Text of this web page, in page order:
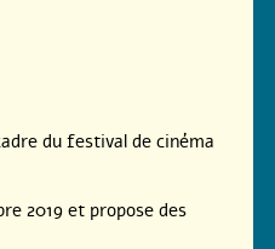
du festival de cinéma
2019 et propose des